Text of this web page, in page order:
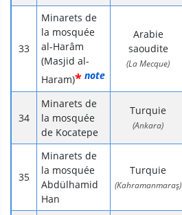
Minarets de
la mosquée
al-Harâm
(Masjid al-
Haram)* note
Arabie
saoudite
(La Mecque)
Minarets de
la mosquée
de Kocatepe
Turquie
(Ankara)
Minarets de
la mosquée
Abdülhamid
Han
Turquie
(Kahramanmaraş)